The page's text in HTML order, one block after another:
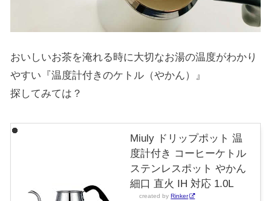
おいしいお茶を淹れる時に大切なお湯の温度がわかり
やすい『温度計付きのケトル（やかん）』
探してみては？
Miuly ドリップポット 温
度計付き コーヒーケトル
ステンレスポット やかん
細口 直火 IH 対応 1.0L
created byRinker